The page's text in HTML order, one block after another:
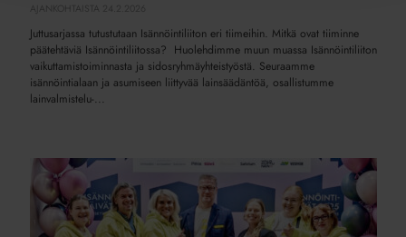
Juttusarjassa tutustutaan Isännöintiliiton eri tiimeihin. Mitkä ovat tiiminne
päätehtäviä Isännöintiliitossa? Huolehdimme muun muassa Isännöintiliiton
vaikuttamistoiminnasta ja sidosryhmäyhteistyöstä. Seuraamme
isännöintialaan ja asumiseen liittyvää lainsäädäntöä, osallistumme
lainvalmistelu-...
Toimiston
väki
tutuksi:
yhteistyö